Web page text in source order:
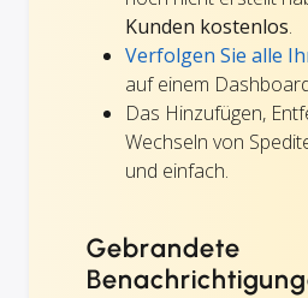
Kunden kostenlos.
Verfolgen Sie alle
auf einem
Das Hinzufügen,
Wechseln von
und einfach.
Gebrandete